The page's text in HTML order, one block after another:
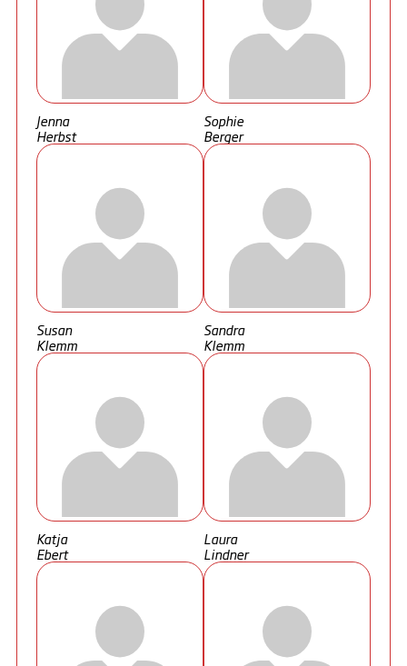
Jenna
Herbst
Sophie
Berger
Susan
Klemm
Sandra
Klemm
Katja
Ebert
Laura
Lindner